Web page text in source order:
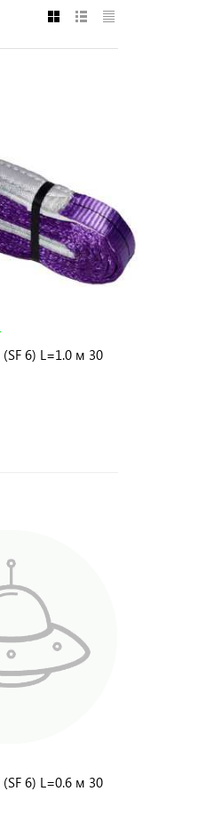
6) L=1.0 м 30
6) L=0.6 м 30